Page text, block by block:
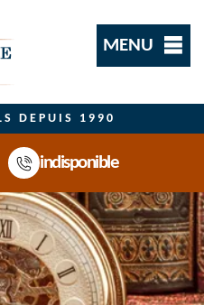
MENU
DEPUIS 1990
indisponible